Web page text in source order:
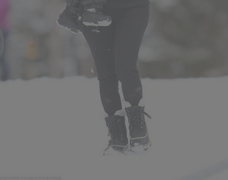
*TERMINI E CONDIZIONI
È possibile annullare l’iscrizione in qualsiasi momento. Troverai il link per
disiscriverti in ogni e-mail. Utilizzeremo il tuo indirizzo e-mail per inviarti
aggiornamenti su novità, offerte ed eventi promozionali. Consulta la nostra
per scoprire come trattiamo i tuoi dati a fini di
marketing e come puoi revocare il consenso.